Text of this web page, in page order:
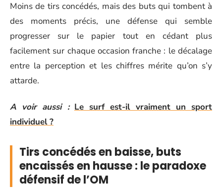
Moins de tirs concédés, mais des buts qui tombent à
des moments précis, une défense qui semble
progresser sur le papier tout en cédant plus
facilement sur chaque occasion franche : le décalage
entre la perception et les chiffres mérite qu’on s’y
attarde.
A voir aussi : Le surf est-il vraiment un sport
individuel ?
Tirs concédés en baisse, buts
encaissés en hausse : le paradoxe
défensif de l’OM